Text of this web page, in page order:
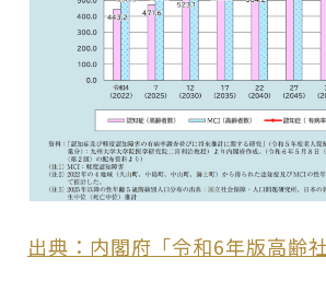
出典：内閣府「令和6年版高齢社